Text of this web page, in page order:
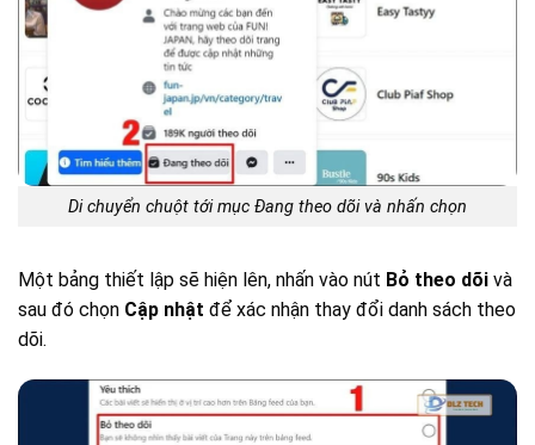
Di chuyển chuột tới mục Đang theo dõi và nhấn chọn
Một bảng thiết lập sẽ hiện lên, nhấn vào nút Bỏ theo dõi và
sau đó chọn Cập nhật để xác nhận thay đổi danh sách theo
dõi.